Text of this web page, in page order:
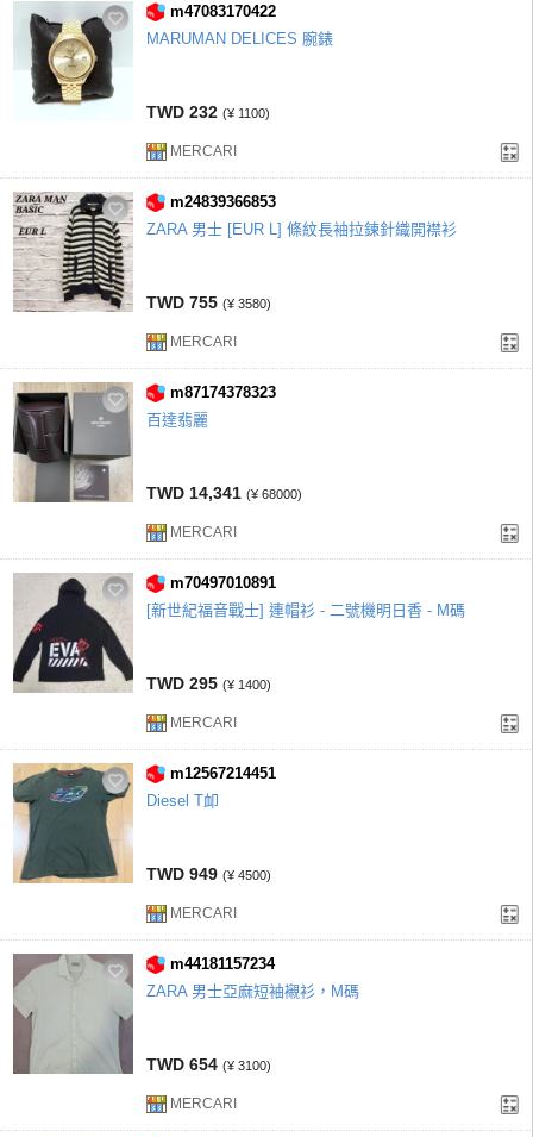
m47083170422
MARUMAN DELICES 腕錶
TWD 232 (¥ 1100)
MERCARI
m24839366853
ZARA 男士 [EUR L] 條紋長袖拉鍊針織開襟衫
TWD 755 (¥ 3580)
MERCARI
m87174378323
百達翡麗
TWD 14,341 (¥ 68000)
MERCARI
m70497010891
[新世紀福音戰士] 連帽衫 - 二號機明日香 - M碼
TWD 295 (¥ 1400)
MERCARI
m12567214451
Diesel T卹
TWD 949 (¥ 4500)
MERCARI
m44181157234
ZARA 男士亞麻短袖襯衫，M碼
TWD 654 (¥ 3100)
MERCARI